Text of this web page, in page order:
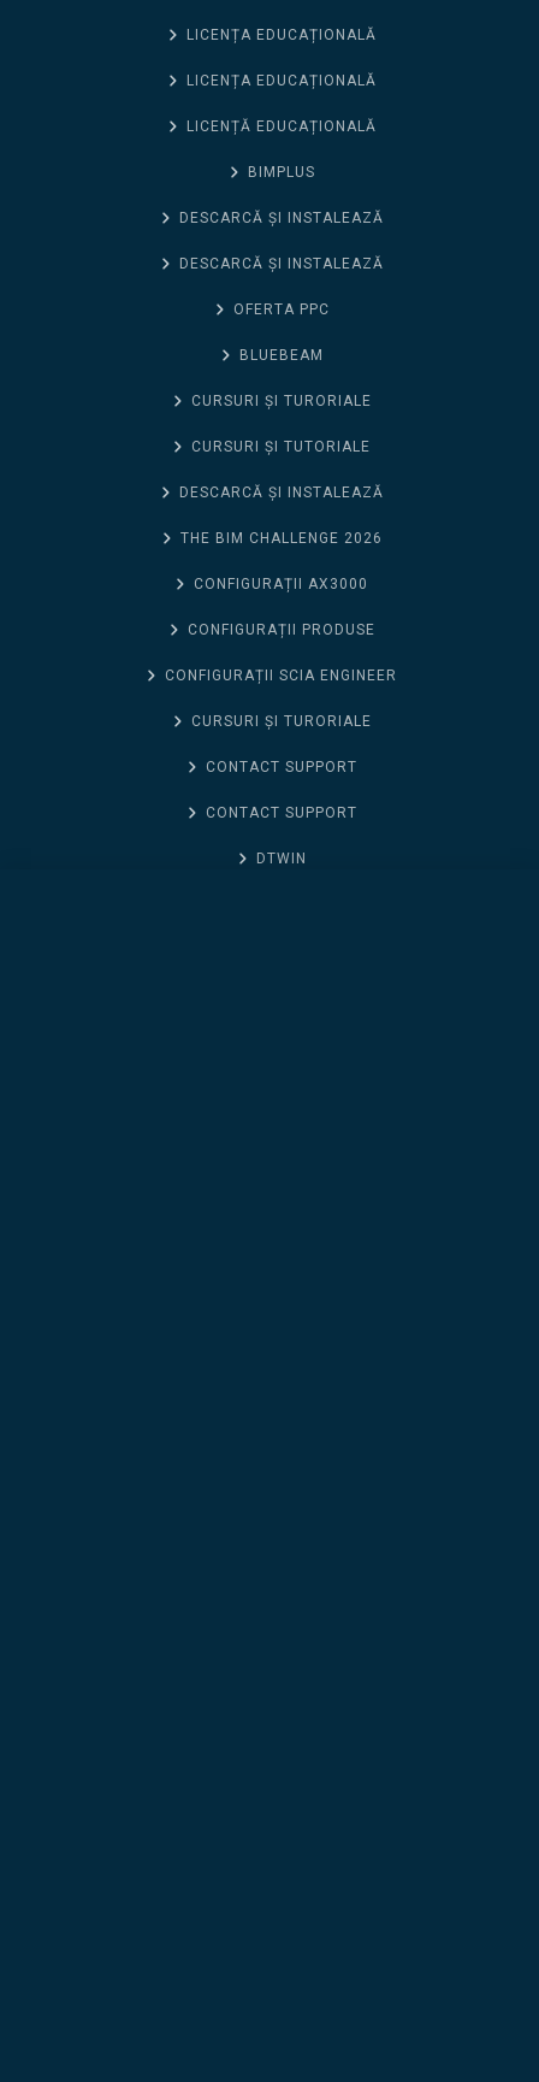
LICENȚA EDUCAȚIONALĂ
LICENȚA EDUCAȚIONALĂ
LICENȚĂ EDUCAȚIONALĂ
BIMPLUS
DESCARCĂ ȘI INSTALEAZĂ
DESCARCĂ ȘI INSTALEAZĂ
OFERTA PPC
BLUEBEAM
CURSURI ȘI TURORIALE
CURSURI ȘI TUTORIALE
DESCARCĂ ȘI INSTALEAZĂ
THE BIM CHALLENGE 2026
CONFIGURAȚII AX3000
CONFIGURAȚII PRODUSE
CONFIGURAȚII SCIA ENGINEER
CURSURI ȘI TURORIALE
CONTACT SUPPORT
CONTACT SUPPORT
DTWIN